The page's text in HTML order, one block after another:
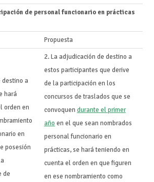
de personal funcionario en prácticas
Propuesta
destino a
hará
orden en
en
posesión
de
2. La adjudicación de destino a
estos participantes que derive
de la participación en los
concursos de traslados que se
convoquen durante el primer
año en el que sean nombrados
personal funcionario en
prácticas, se hará teniendo en
cuenta el orden en que figuren
en ese nombramiento como